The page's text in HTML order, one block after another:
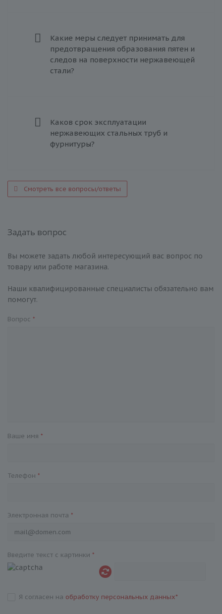
Какие меры следует принимать для
предотвращения образования пятен и
следов на поверхности нержавеющей
стали?
Каков срок эксплуатации
нержавеющих стальных труб и
фурнитуры?
Смотреть все вопросы/ответы
Задать вопрос
Вы можете задать любой интересующий вас вопрос по
товару или работе магазина.
Наши квалифицированные специалисты обязательно вам
помогут.
Вопрос *
Ваше имя *
Телефон *
Электронная почта *
Введите текст с картинки *
Я согласен на обработку персональных данных*